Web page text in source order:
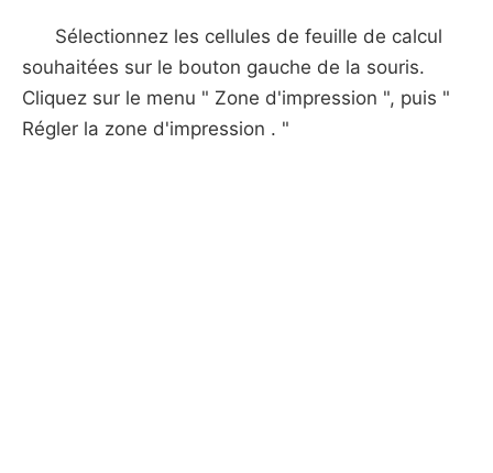
Sélectionnez les cellules de feuille de calcul
souhaitées sur le bouton gauche de la souris.
Cliquez sur le menu " Zone d'impression ", puis "
Régler la zone d'impression . "